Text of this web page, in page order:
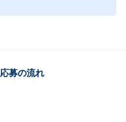
応募の流れ